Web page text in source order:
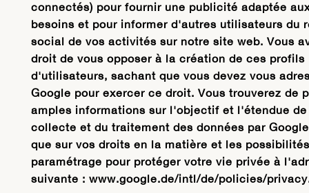
connectés) pour fournir une publicité adaptée
besoins et pour informer d'autres utilisateurs du
social de vos activités sur notre site web. Vous
droit de vous opposer à la création de ces profils
d'utilisateurs, sachant que vous devez vous
Google pour exercer ce droit. Vous trouverez de
amples informations sur l'objectif et l'étendue
collecte et du traitement des données par
que sur vos droits en la matière et les
paramétrage pour protéger votre vie privée à
suivante : www.google.de/intl/de/policies/